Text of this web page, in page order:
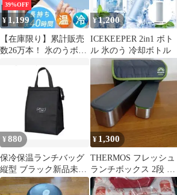
39%OFF
¥ 1,199
【在庫限り】累計販売
数26万本！ 氷のうボト
氷のう 携帯 ネッククー
ラー 首 冷やす 氷嚢 ス
ポーツ 水筒 魔法瓶 保
冷 冷温スティック アイ
シングバッグ 結露しな
い アイスパック 熱中症
対策 暑さ対策
¥1,200
ICEKEEPER 2in1 ボト
ル 氷のう 冷却ボトル
¥880
保冷保温ランチバッグ
縦型 ブラック新品未使
用
¥ 1,300
THERMOS フレッシュ
ランチボックス 2段 弁
当箱